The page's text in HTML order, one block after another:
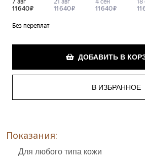
ДОБАВИТЬ В
Показания:
Для любого типа кожи